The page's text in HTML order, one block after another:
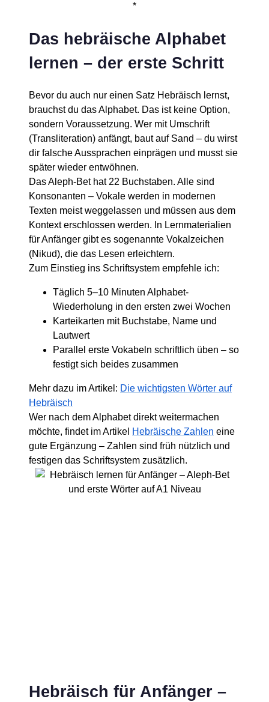
*
Das hebräische Alphabet
lernen – der erste Schritt
Bevor du auch nur einen Satz Hebräisch lernst,
brauchst du das Alphabet. Das ist keine Option,
sondern Voraussetzung. Wer mit Umschrift
(Transliteration) anfängt, baut auf Sand – du wirst
dir falsche Aussprachen einprägen und musst sie
später wieder entwöhnen.
Das Aleph-Bet hat 22 Buchstaben. Alle sind
Konsonanten – Vokale werden in modernen
Texten meist weggelassen und müssen aus dem
Kontext erschlossen werden. In Lernmaterialien
für Anfänger gibt es sogenannte Vokalzeichen
(Nikud), die das Lesen erleichtern.
Zum Einstieg ins Schriftsystem empfehle ich:
Täglich 5–10 Minuten Alphabet-
Wiederholung in den ersten zwei Wochen
Karteikarten mit Buchstabe, Name und
Lautwert
Parallel erste Vokabeln schriftlich üben – so
festigt sich beides zusammen
Mehr dazu im Artikel: Die wichtigsten Wörter auf
Hebräisch
Wer nach dem Alphabet direkt weitermachen
möchte, findet im Artikel Hebräische Zahlen eine
gute Ergänzung – Zahlen sind früh nützlich und
festigen das Schriftsystem zusätzlich.
Hebräisch für Anfänger –